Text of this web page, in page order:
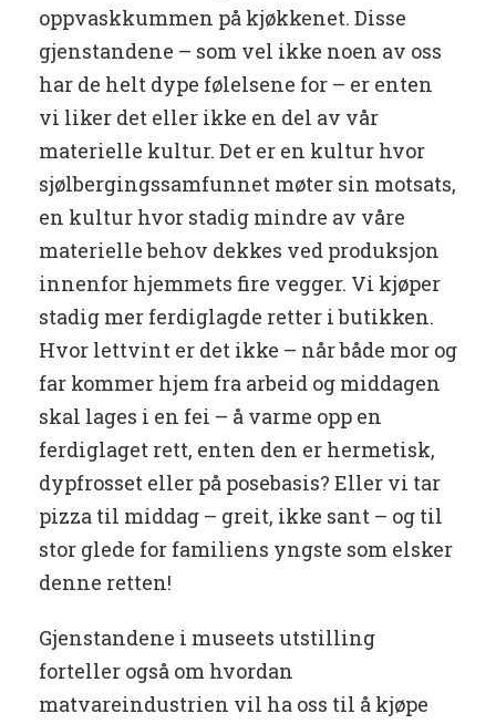
oppvaskkummen på kjøkkenet. Disse
gjenstandene – som vel ikke noen av oss
har de helt dype følelsene for – er enten
vi liker det eller ikke en del av vår
materielle kultur. Det er en kultur hvor
sjølbergingssamfunnet møter sin motsats,
en kultur hvor stadig mindre av våre
materielle behov dekkes ved produksjon
innenfor hjemmets fire vegger. Vi kjøper
stadig mer ferdiglagde retter i butikken.
Hvor lettvint er det ikke – når både mor og
far kommer hjem fra arbeid og middagen
skal lages i en fei – å varme opp en
ferdiglaget rett, enten den er hermetisk,
dypfrosset eller på posebasis? Eller vi tar
pizza til middag – greit, ikke sant – og til
stor glede for familiens yngste som elsker
denne retten!
Gjenstandene i museets utstilling
forteller også om hvordan
matvareindustrien vil ha oss til å kjøpe